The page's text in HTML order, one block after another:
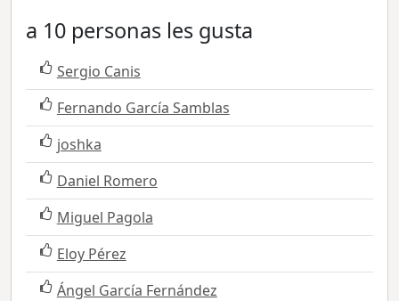
a 10 personas les gusta
Sergio Canis
Fernando García Samblas
joshka
Daniel Romero
Miguel Pagola
Eloy Pérez
Ángel García Fernández